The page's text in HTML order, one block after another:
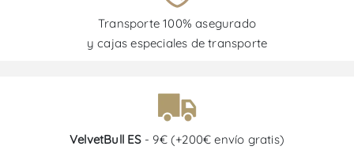
Transporte 100% asegurado
y cajas especiales de transporte
VelvetBull ES- 9€ (+200€ envío gratis)